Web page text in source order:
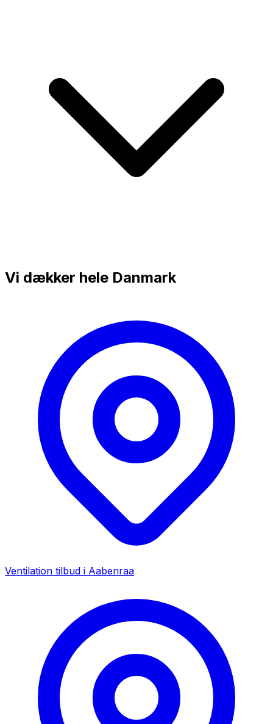
Vi dækker hele Danmark
Ventilation tilbud i Aabenraa